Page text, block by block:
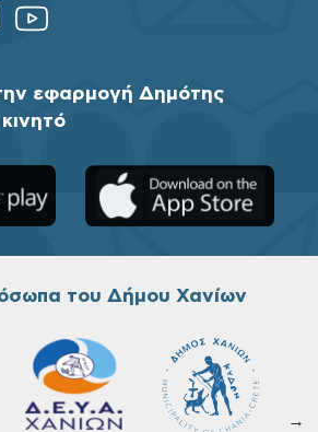
εφαρμογή Δημότης
του Δήμου Χανίων
→